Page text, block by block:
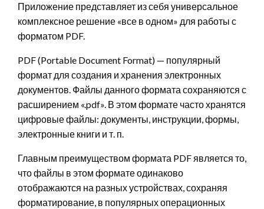
Приложение представляет из себя универсальное
комплексное решение «все в одном» для работы с
форматом PDF.
PDF (Portable Document Format) — популярный
формат для создания и хранения электронных
документов. Файлы данного формата сохраняются с
расширением «.pdf». В этом формате часто хранятся
цифровые файлы: документы, инструкции, формы,
электронные книги и т. п.
Главным преимуществом формата PDF является то,
что файлы в этом формате одинаково
отображаются на разных устройствах, сохраняя
форматирование, в популярных операционных